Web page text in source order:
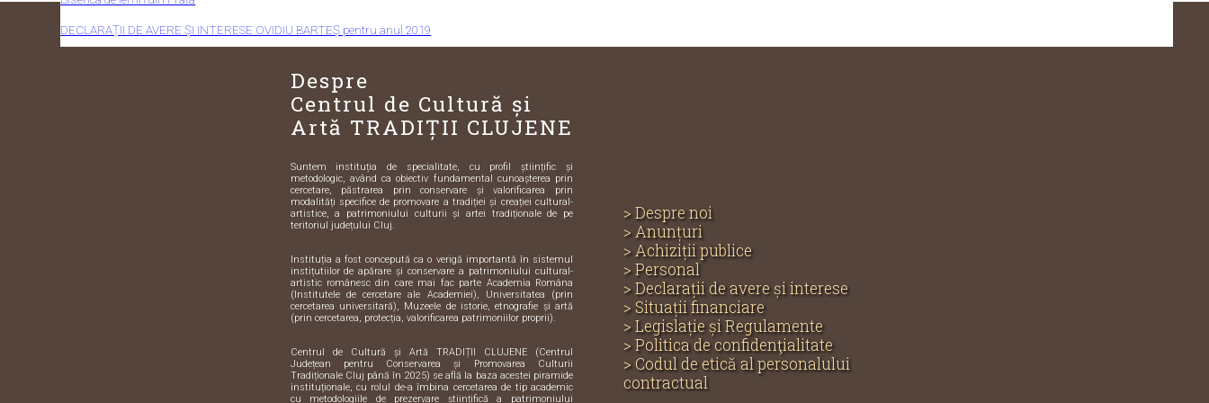
DECLARAȚII DE AVERE ȘI INTERESE OVIDIU BARTEȘ pentru anul 2019
Despre
Centrul de Cultură și
Artă TRADIȚII CLUJENE
Suntem instituția de specialitate, cu profil științific și
metodologic, având ca obiectiv fundamental cunoașterea prin
cercetare, păstrarea prin conservare și valorificarea prin
modalități specifice de promovare a tradiției și creației cultural-
artistice, a patrimoniului culturii și artei tradiționale de pe
teritoriul județului Cluj.
Instituția a fost concepută ca o verigă importantă în sistemul
instițutiilor de apărare și conservare a patrimoniului cultural-
artistic românesc din care mai fac parte Academia Româna
(Institutele de cercetare ale Academiei), Universitatea (prin
cercetarea universitară), Muzeele de istorie, etnografie și artă
(prin cercetarea, protecția, valorificarea patrimoniilor proprii).
Centrul de Cultură și Artă TRADIȚII CLUJENE (Centrul
Județean pentru Conservarea și Promovarea Culturii
Tradiționale Cluj până în 2025) se află la baza acestei piramide
instituționale, cu rolul de-a îmbina cercetarea de tip academic
cu metodologiile de prezervare științifică a patrimoniului
> Despre noi
> Anunțuri
> Achiziții publice
> Personal
> Declarații de avere și interese
> Situații financiare
> Legislație și Regulamente
> Politica de confidenţialitate
> Codul de etică al personalului
contractual